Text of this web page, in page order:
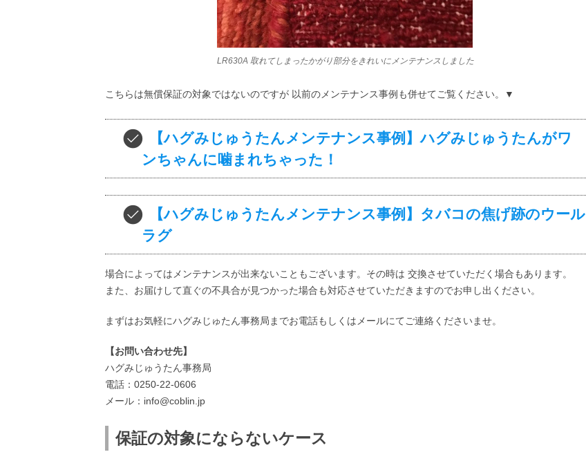
LR630A 取れてしまったかがり部分をきれいにメンテナンスしました
こちらは無償保証の対象ではないのですが 以前のメンテナンス事例も併せてご覧ください。▼
【ハグみじゅうたんメンテナンス事例】ハグみじゅうたんがワ
ンちゃんに噛まれちゃった！
【ハグみじゅうたんメンテナンス事例】タバコの焦げ跡のウール
ラグ
場合によってはメンテナンスが出来ないこともございます。その時は 交換させていただく場合もあります。
また、お届けして直ぐの不具合が見つかった場合も対応させていただきますのでお申し出ください。
まずはお気軽にハグみじゅたん事務局までお電話もしくはメールにてご連絡くださいませ。
【お問い合わせ先】
ハグみじゅうたん事務局
電話：0250-22-0606
メール：info@coblin.jp
保証の対象にならないケース